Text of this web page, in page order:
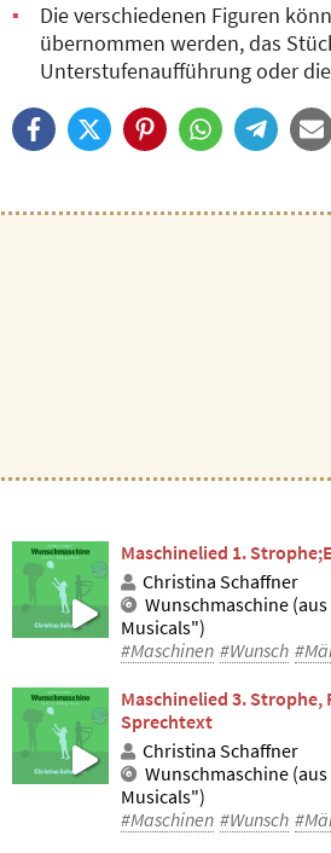
Die verschiedenen Figuren
übernommen werden, das
Unterstufenaufführung oder
Maschinelied 1.
Christina Schaffner
Wunschmaschine
Musicals")
#Maschinen #Wunsch
Maschinelied 3.
Sprechtext
Christina Schaffner
Wunschmaschine
Musicals")
#Maschinen #Wunsch